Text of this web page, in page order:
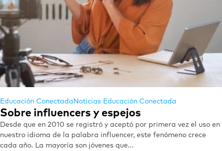
Educación Conectada Noticias Educación Conectada
Sobre influencers y espejos
Desde que en 2010 se registró y aceptó por primera vez el uso en
nuestro idioma de la palabra influencer, este fenómeno crece
cada año. La mayoría son jóvenes que...